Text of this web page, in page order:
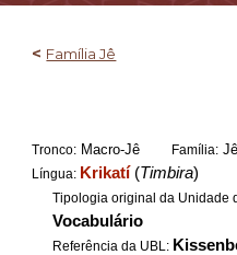
< Família Jê
Tronco: Macro-Jê Família: Jê
Língua: Krikatí (Timbira)
Tipologia original da Unidade
Vocabulário
Referência da UBL: